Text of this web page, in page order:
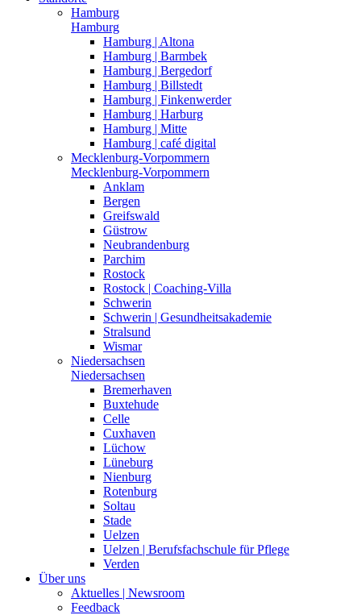
Hamburg
Hamburg
Hamburg | Altona
Hamburg | Barmbek
Hamburg | Bergedorf
Hamburg | Billstedt
Hamburg | Finkenwerder
Hamburg | Harburg
Hamburg | Mitte
Hamburg | café digital
Mecklenburg-Vorpommern
Mecklenburg-Vorpommern
Anklam
Bergen
Greifswald
Güstrow
Neubrandenburg
Parchim
Rostock
Rostock | Coaching-Villa
Schwerin
Schwerin | Gesundheitsakademie
Stralsund
Wismar
Niedersachsen
Niedersachsen
Bremerhaven
Buxtehude
Celle
Cuxhaven
Lüchow
Lüneburg
Nienburg
Rotenburg
Soltau
Stade
Uelzen
Uelzen | Berufsfachschule für Pflege
Verden
Über uns
Aktuelles | Newsroom
Feedback